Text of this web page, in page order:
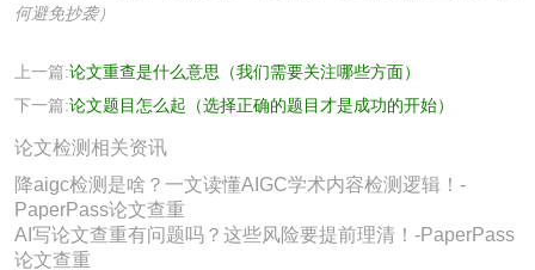
何避免抄袭）
上一篇:论文重查是什么意思（我们需要关注哪些方面）
下一篇:论文题目怎么起（选择正确的题目才是成功的开始）
论文检测相关资讯
降aigc检测是啥？一文读懂AIGC学术内容检测逻辑！-
PaperPass论文查重
AI写论文查重有问题吗？这些风险要提前理清！-PaperPass
论文查重